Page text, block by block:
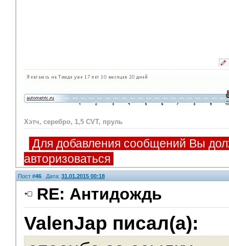
Хэтч, серебро, 1,5 CVT, пруль
Для добавления сообщений Вы
авторизоваться
Пост #46 Дата: 31.01.2015 00:18
RE: Антидождь
ValenJap писал(а):
Модераторы